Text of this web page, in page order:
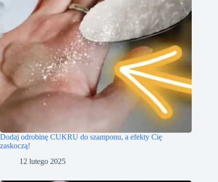
Dodaj odrobinę CUKRU do szamponu, a efekty Cię
zaskoczą!
12 lutego 2025